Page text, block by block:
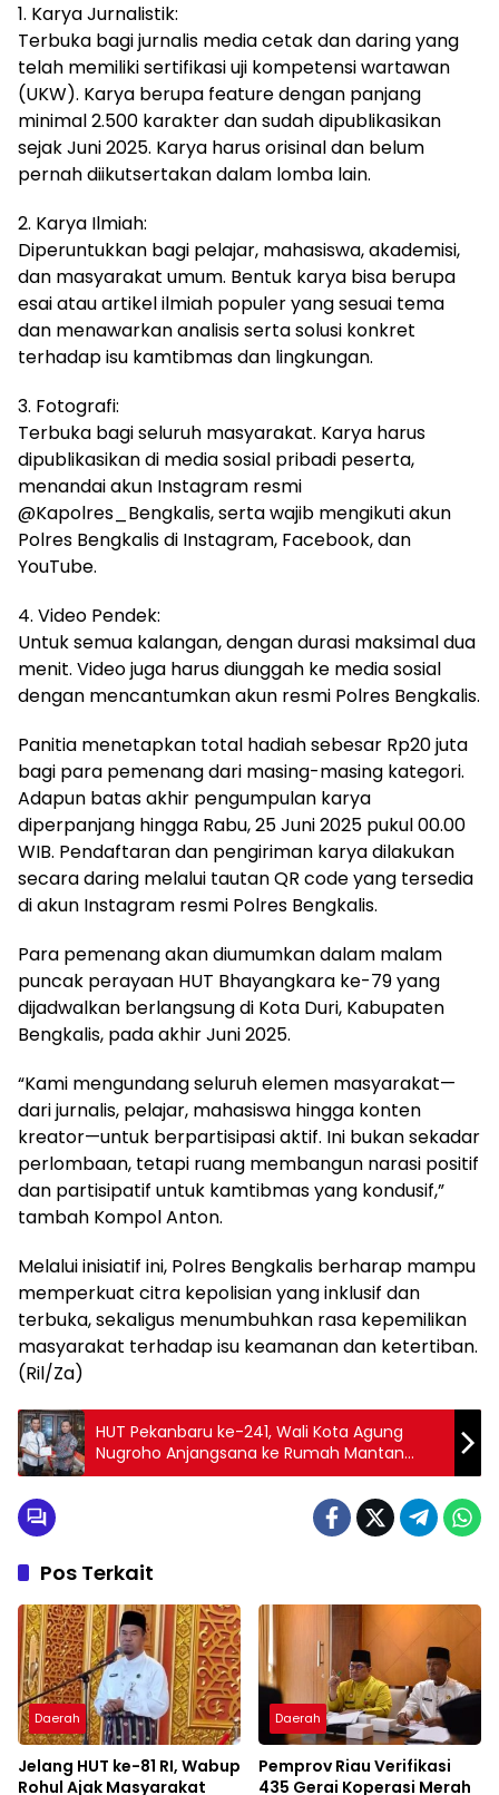
1. Karya Jurnalistik:
Terbuka bagi jurnalis media cetak dan daring yang
telah memiliki sertifikasi uji kompetensi wartawan
(UKW). Karya berupa feature dengan panjang
minimal 2.500 karakter dan sudah dipublikasikan
sejak Juni 2025. Karya harus orisinal dan belum
pernah diikutsertakan dalam lomba lain.
2. Karya Ilmiah:
Diperuntukkan bagi pelajar, mahasiswa, akademisi,
dan masyarakat umum. Bentuk karya bisa berupa
esai atau artikel ilmiah populer yang sesuai tema
dan menawarkan analisis serta solusi konkret
terhadap isu kamtibmas dan lingkungan.
3. Fotografi:
Terbuka bagi seluruh masyarakat. Karya harus
dipublikasikan di media sosial pribadi peserta,
menandai akun Instagram resmi
@Kapolres_Bengkalis, serta wajib mengikuti akun
Polres Bengkalis di Instagram, Facebook, dan
YouTube.
4. Video Pendek:
Untuk semua kalangan, dengan durasi maksimal dua
menit. Video juga harus diunggah ke media sosial
dengan mencantumkan akun resmi Polres Bengkalis.
Panitia menetapkan total hadiah sebesar Rp20 juta
bagi para pemenang dari masing-masing kategori.
Adapun batas akhir pengumpulan karya
diperpanjang hingga Rabu, 25 Juni 2025 pukul 00.00
WIB. Pendaftaran dan pengiriman karya dilakukan
secara daring melalui tautan QR code yang tersedia
di akun Instagram resmi Polres Bengkalis.
Para pemenang akan diumumkan dalam malam
puncak perayaan HUT Bhayangkara ke-79 yang
dijadwalkan berlangsung di Kota Duri, Kabupaten
Bengkalis, pada akhir Juni 2025.
“Kami mengundang seluruh elemen masyarakat—
dari jurnalis, pelajar, mahasiswa hingga konten
kreator—untuk berpartisipasi aktif. Ini bukan sekadar
perlombaan, tetapi ruang membangun narasi positif
dan partisipatif untuk kamtibmas yang kondusif,”
tambah Kompol Anton.
Melalui inisiatif ini, Polres Bengkalis berharap mampu
memperkuat citra kepolisian yang inklusif dan
terbuka, sekaligus menumbuhkan rasa kepemilikan
masyarakat terhadap isu keamanan dan ketertiban.
(Ril/Za)
HUT Pekanbaru ke-241, Wali Kota Agung
Nugroho Anjangsana ke Rumah Mantan
Wako Firdaus
Pos Terkait
Daerah
Jelang HUT ke-81 RI, Wabup
Rohul Ajak Masyarakat
Daerah
Pemprov Riau Verifikasi
435 Gerai Koperasi Merah